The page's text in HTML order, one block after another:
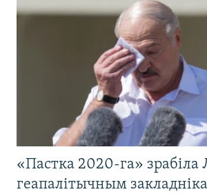
«Пастка 2020-га»
геапалітычным